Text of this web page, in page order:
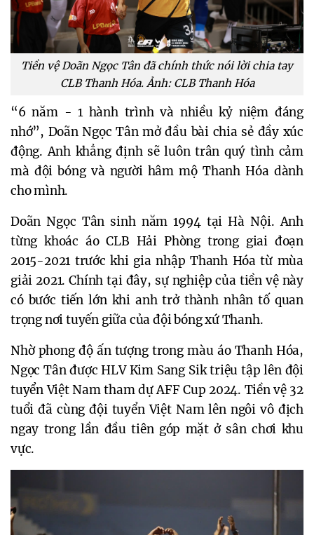
Tiền vệ Doãn Ngọc Tân đã chính thức nói lời chia tay
CLB Thanh Hóa. Ảnh: CLB Thanh Hóa
“6 năm - 1 hành trình và nhiều kỷ niệm đáng
nhớ”, Doãn Ngọc Tân mở đầu bài chia sẻ đầy xúc
động. Anh khẳng định sẽ luôn trân quý tình cảm
mà đội bóng và người hâm mộ Thanh Hóa dành
cho mình.
Doãn Ngọc Tân sinh năm 1994 tại Hà Nội. Anh
từng khoác áo CLB Hải Phòng trong giai đoạn
2015-2021 trước khi gia nhập Thanh Hóa từ mùa
giải 2021. Chính tại đây, sự nghiệp của tiền vệ này
có bước tiến lớn khi anh trở thành nhân tố quan
trọng nơi tuyến giữa của đội bóng xứ Thanh.
Nhờ phong độ ấn tượng trong màu áo Thanh Hóa,
Ngọc Tân được HLV Kim Sang Sik triệu tập lên đội
tuyển Việt Nam tham dự AFF Cup 2024. Tiền vệ 32
tuổi đã cùng đội tuyển Việt Nam lên ngôi vô địch
ngay trong lần đầu tiên góp mặt ở sân chơi khu
vực.